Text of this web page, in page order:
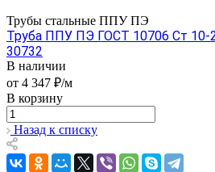
Трубы стальные ППУ ПЭ
Труба ППУ ПЭ ГОСТ 10706 Ст 10-
30732
В наличии
от 4 347 ₽/м
В корзину
Назад к списку